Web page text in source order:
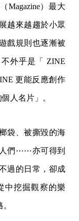
Magazine）最大
越來越趨於小眾
戲規則也逐漸被
外乎是「 ZINE
更能反應創作
人名片」。
袋、被撕毀的海
們⋯⋯亦可得到
過的日常，卻成
中挖掘觀察的樂